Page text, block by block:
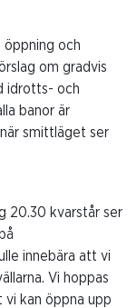
öppning och
om gradvis
idrotts- och
banor är
smittläget ser
20.30 kvarstår ser
innebära att vi
Vi hoppas
vi kan öppna upp